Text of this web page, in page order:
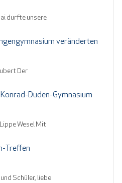
durfte unsere
veränderten
Der
Duden-Gymnasium
Wesel Mit
Treffen
Schüler, liebe